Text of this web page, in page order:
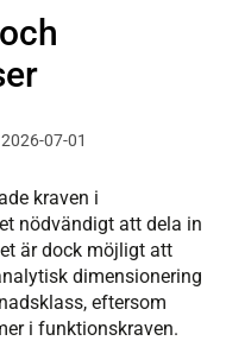
07-01
kraven i
nödvändigt att dela in
är dock möjligt att
dimensionering
eftersom
i funktionskraven.